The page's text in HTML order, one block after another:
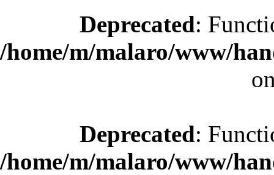
Deprecated:
/home/m/malaro/www/
Deprecated:
/home/m/malaro/www/